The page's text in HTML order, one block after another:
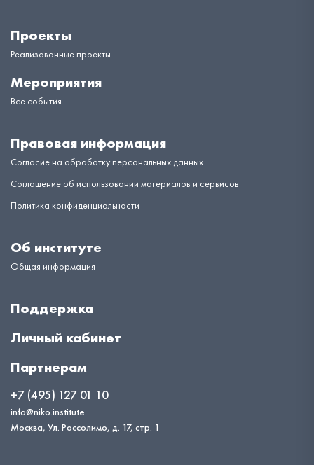
Проекты
Реализованные проекты
Мероприятия
Все события
Правовая информация
Согласие на обработку персональных данных
Соглашение об использовании материалов и сервисов
Политика конфиденциальности
Об институте
Общая информация
Поддержка
Личный кабинет
Партнерам
+7 (495) 127 01 10
info@niko.institute
Москва, Ул. Россолимо, д. 17, стр. 1